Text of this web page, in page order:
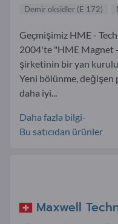
Demir oksidler (E 172)
Geçmişimiz HME -
2004'te "HME Magnet
şirketinin bir yan
Yeni bölünme, değişen
daha iyi...
Daha fazla bilgi-
Bu satıcıdan ürünler
Maxwell